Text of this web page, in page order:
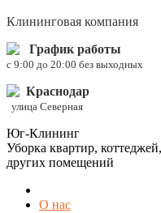
Клининговая компания
График работы
c 9:00 до 20:00 без выходных
Краснодар
улица Северная
Юг-Клининг
Уборка квартир,
других помещений
О нас